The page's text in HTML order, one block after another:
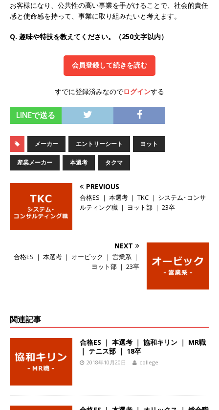
[ 2026年5月14日 ] 【 28卒 】 NTTドコモグルー
プと電通グループの傘下 ｜ 初任給40万 ｜ 人よ
環境!! ｜ 日本で初めてインターネット広告事業を
[ 2026年5月14日 ]
【 28卒 ｜ 体験型インターン
療機関向け広告・人材営業 ｜ 未経験からコンサ
ル、マーケティング、ブランディングが経験でき
る ｜ 土日祝休み ｜ 年間休日124日 ｜ ギミック
体育会積極採用企業
知名度抜群の総合不動産会社 ｜ マンション販売
戸数近畿圏第3位 ｜ 初任給30万+手当、1年目で
ビス機関 ｜ BtoBtoCの代理店営業 ｜ 20代で年
収1,000万円目指せる ｜ 賞与年4回・年間休日
お客様になり、公共性の高い事業を手がけることで、社会的責任
感と使命感を持って、事業に取り組みたいと考えます。
Q. 趣味や特技を教えてください。（250文字以内）
会員登録して続きを読む
すでに登録済みなのでログインする
LINEで送る
メーカー エントリーシート ヨット
産業メーカー 本選考 タクマ
PREVIOUS
合格ES ｜ 本選考 ｜ TKC ｜ システム･コンサ
ルティング職 ｜ ヨット部 ｜ 23卒
NEXT
合格ES ｜ 本選考 ｜ オービック ｜ 営業系 ｜
ヨット部 ｜ 23卒
関連記事
合格ES ｜ 本選考 ｜ 協和キリン ｜ MR職
｜ テニス部 ｜ 18卒
2018年10月20日 college